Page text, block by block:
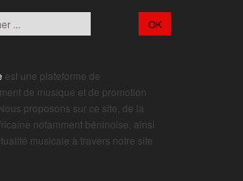
est une plateforme de
de musique et de promotion
proposons sur ce site, de la
notamment béninoise, ainsi
musicale à travers notre site